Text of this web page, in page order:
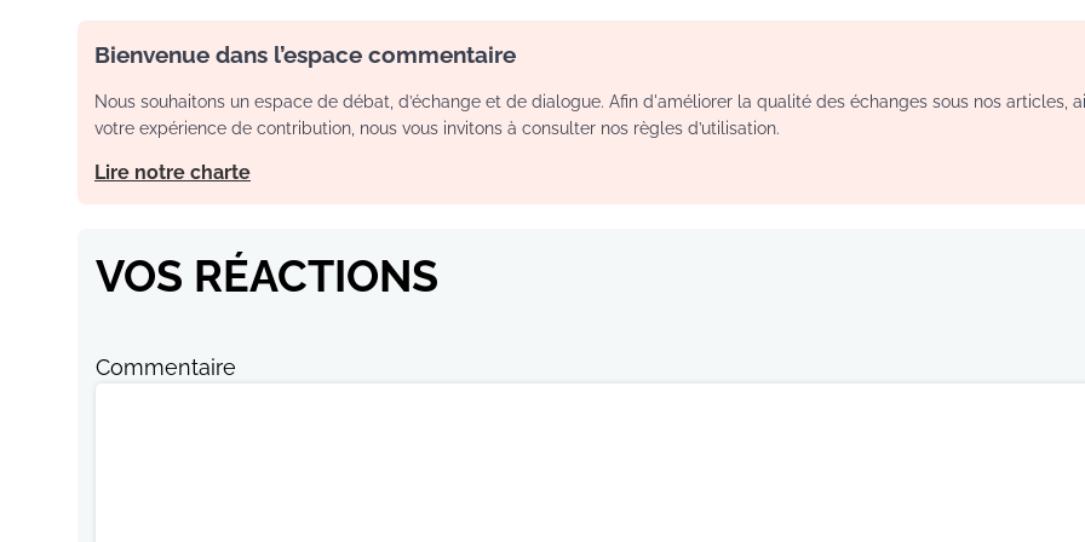
Bienvenue dans l’espace commentaire
Nous souhaitons un espace de débat, d’échange et de dialogue. Afin d'améliorer la qualité des échanges sous nos articles,
votre expérience de contribution, nous vous invitons à consulter nos règles d’utilisation.
Lire notre charte
VOS RÉACTIONS
Commentaire